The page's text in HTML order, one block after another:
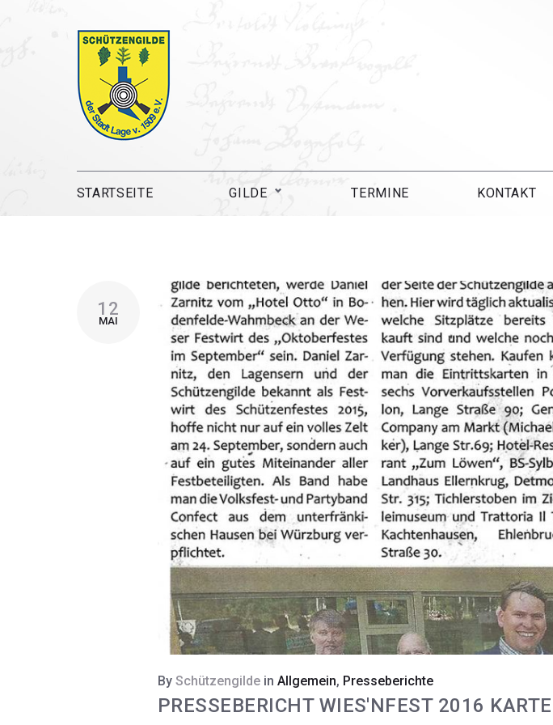
STARTSEITE GILDE TERMINE KONTAKT
12
MAI
By Schützengilde in Allgemein, Presseberichte
PRESSEBERICHT WIES'NFEST 2016